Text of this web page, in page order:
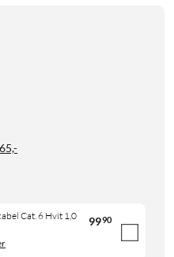
Cat. 6 Hvit 1,0
9990